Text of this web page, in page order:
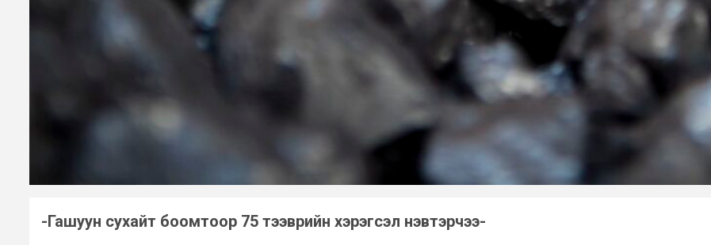
-Гашуун сухайт боомтоор 75 тээврийн хэрэгсэл нэвтэрчээ-